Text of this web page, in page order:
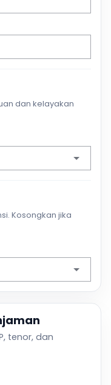
dan kelayakan
Kosongkan jika
tenor, dan